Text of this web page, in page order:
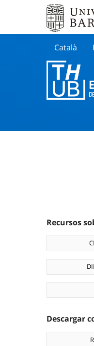
Català
Recursos
Descargar